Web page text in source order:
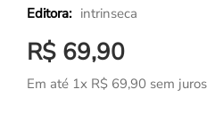
intrinseca
R$ 69,90
Em até 1x R$ 69,90 sem juros